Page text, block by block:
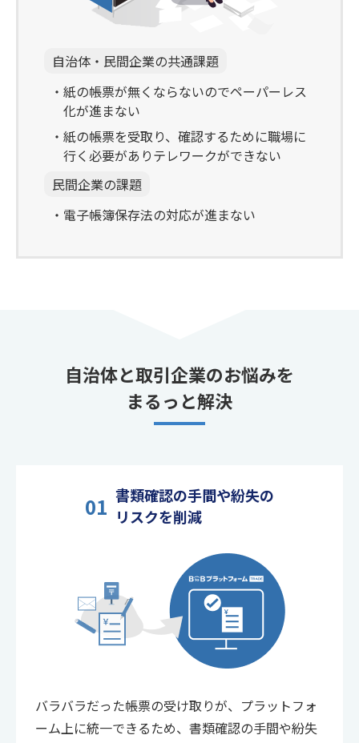
自治体・民間企業の共通課題
紙の帳票が無くならないのでペーパーレス
化が進まない
紙の帳票を受取り、確認するために職場に
行く必要がありテレワークができない
民間企業の課題
電子帳簿保存法の対応が進まない
自治体と取引企業のお悩みを
まるっと解決
01 書類確認の手間や紛失の
リスクを削減
バラバラだった帳票の受け取りが、プラットフォ
ーム上に統一できるため、書類確認の手間や紛失